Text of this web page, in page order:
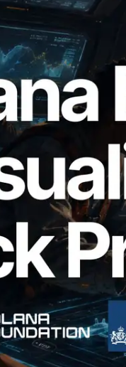
Block
tempo de
e o validador